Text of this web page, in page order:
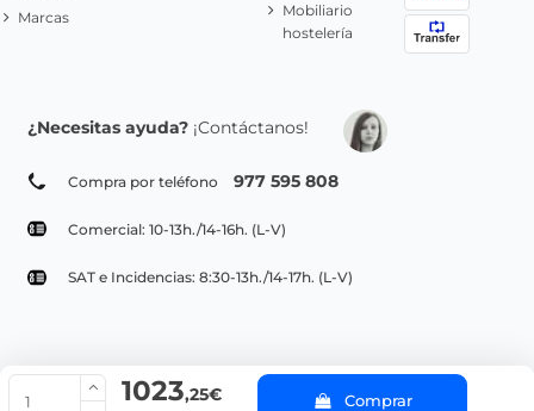
1023,25€ Comprar
Marcas
Mobiliario
hostelería
¿Necesitas ayuda? ¡Contáctanos!
Compra por teléfono 977 595 808
Comercial: 10-13h./14-16h. (L-V)
SAT e Incidencias: 8:30-13h./14-17h. (L-V)
© Copyright 2022 PepeBar.com |
Aviso legal y